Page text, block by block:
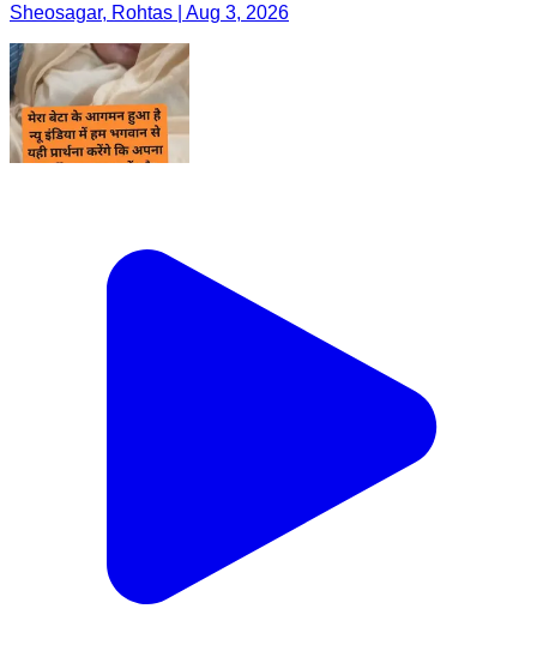
Sheosagar, Rohtas | Aug 3, 2026